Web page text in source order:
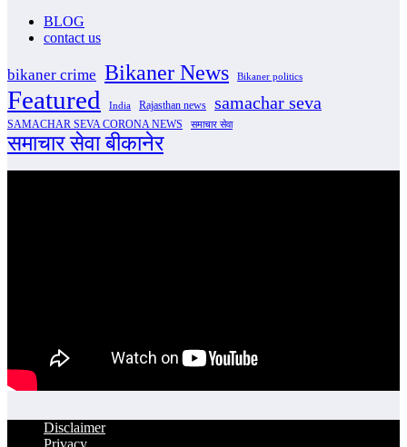
BLOG
contact us
bikaner crime Bikaner News Bikaner politics
Featured India Rajasthan news samachar seva
SAMACHAR SEVA CORONA NEWS समाचार सेवा
समाचार सेवा बीकानेर
Disclaimer
Privacy